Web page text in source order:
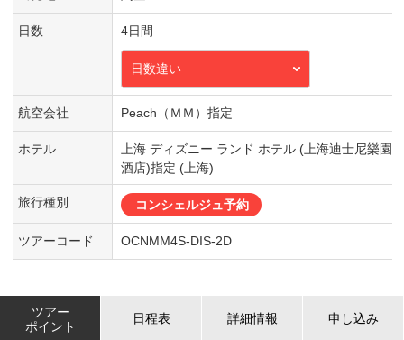
日数 4日間
日数違い
航空会社 Peach（ＭＭ）指定
ホテル
上海 ディズニー ランド ホテル (上海迪士尼樂園
酒店)指定 (上海)
旅行種別 コンシェルジュ予約
ツアーコード OCNMM4S-DIS-2D
ツアー
ポイント
日程表 詳細情報 申し込み